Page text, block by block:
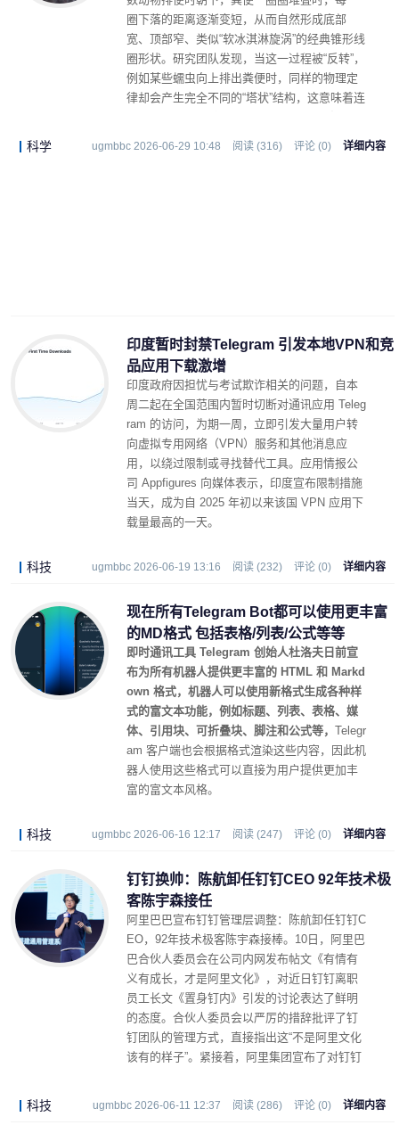
圈下落的距离逐渐变短，从而自然形成底部
宽、顶部窄、类似“软冰淇淋旋涡”的经典锥形线
圈形状。研究团队发现，当这一过程被“反转”，
例如某些蠕虫向上排出粪便时，同样的物理定
律却会产生完全不同的“塔状”结构，这意味着连
材料力学的共同作用下成型的。
科学 ugmbbc 2026-06-29 10:48 阅读 (316) 评论 (0) 详细内容
印度暂时封禁Telegram 引发本地VPN和竞
品应用下载激增
印度政府因担忧与考试欺诈相关的问题，自本
周二起在全国范围内暂时切断对通讯应用 Teleg
ram 的访问，为期一周，立即引发大量用户转
向虚拟专用网络（VPN）服务和其他消息应
用，以绕过限制或寻找替代工具。应用情报公
司 Appfigures 向媒体表示，印度宣布限制措施
当天，成为自 2025 年初以来该国 VPN 应用下
载量最高的一天。
科技 ugmbbc 2026-06-19 13:16 阅读 (232) 评论 (0) 详细内容
现在所有Telegram Bot都可以使用更丰富
的MD格式 包括表格/列表/公式等等
即时通讯工具 Telegram 创始人杜洛夫日前宣
布为所有机器人提供更丰富的 HTML 和 Markd
own 格式，机器人可以使用新格式生成各种样
式的富文本功能，例如标题、列表、表格、媒
体、引用块、可折叠块、脚注和公式等， Telegr
am 客户端也会根据格式渲染这些内容，因此机
器人使用这些格式可以直接为用户提供更加丰
富的富文本风格。
科技 ugmbbc 2026-06-16 12:17 阅读 (247) 评论 (0) 详细内容
钉钉换帅：陈航卸任钉钉CEO 92年技术极
客陈宇森接任
阿里巴巴宣布钉钉管理层调整：陈航卸任钉钉C
EO，92年技术极客陈宇森接棒。10日，阿里巴
巴合伙人委员会在公司内网发布帖文《有情有
义有成长，才是阿里文化》，对近日钉钉离职
员工长文《置身钉内》引发的讨论表达了鲜明
的态度。合伙人委员会以严厉的措辞批评了钉
钉团队的管理方式，直接指出这“不是阿里文化
该有的样子”。紧接着，阿里集团宣布了对钉钉
科技 ugmbbc 2026-06-11 12:37 阅读 (286) 评论 (0) 详细内容